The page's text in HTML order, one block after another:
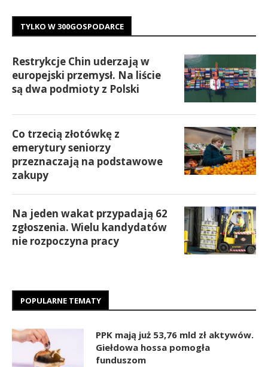
TYLKO W 300GOSPODARCE
Restrykcje Chin uderzają w
europejski przemysł. Na liście
są dwa podmioty z Polski
Co trzecią złotówkę z
emerytury seniorzy
przeznaczają na podstawowe
zakupy
Na jeden wakat przypadają 62
zgłoszenia. Wielu kandydatów
nie rozpoczyna pracy
POPULARNE TEMATY
PPK mają już 53,76 mld zł aktywów.
Giełdowa hossa pomogła
funduszom